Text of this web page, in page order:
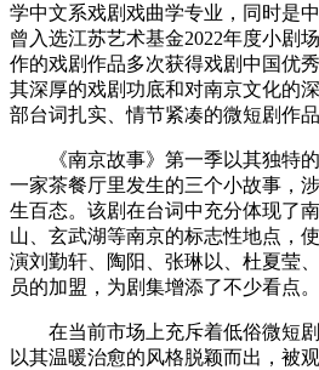
学中文系戏剧戏曲学专业，同时是
曾入选江苏艺术基金2022年度小剧
作的戏剧作品多次获得戏剧中国优
其深厚的戏剧功底和对南京文化的
部台词扎实、情节紧凑的微短剧作品
《南京故事》第一季以其独特的
一家茶餐厅里发生的三个小故事，
生百态。该剧在台词中充分体现了
山、玄武湖等南京的标志性地点，
演刘勤轩、陶阳、张琳以、杜夏莹
员的加盟，为剧集增添了不少看点。
在当前市场上充斥着低俗微短剧
以其温暖治愈的风格脱颖而出，被